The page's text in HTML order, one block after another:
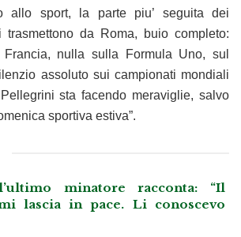
allo sport, la parte piu’ seguita dei
trasmettono da Roma, buio completo:
nulla sulla Formula Uno, sul
assoluto sui campionati mondiali
sta facendo meraviglie, salvo
sportiva estiva”.
minatore racconta: “Il
lascia in pace. Li conoscevo